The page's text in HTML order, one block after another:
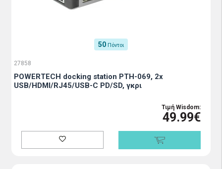
50 Πόντοι
27858
POWERTECH docking station PTH-069, 2x
USB/HDMI/RJ45/USB-C PD/SD, γκρι
Τιμή Wisdom:
49.99€